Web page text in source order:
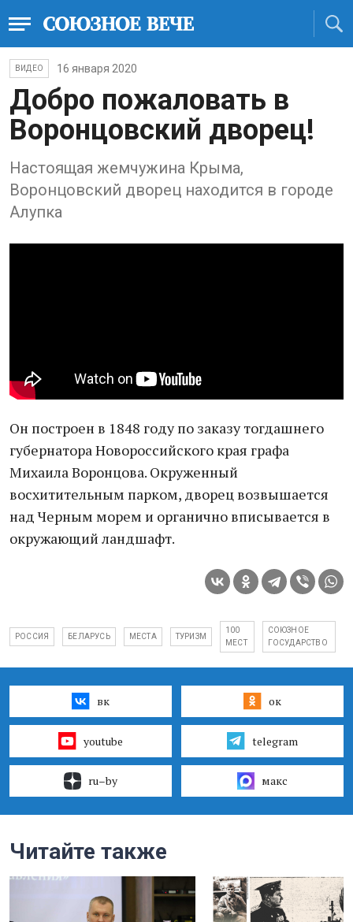
ВИДЕО 16 января 2020
Добро пожаловать в
Воронцовский дворец!
Настоящая жемчужина Крыма,
Воронцовский дворец находится в городе
Алупка
Он построен в 1848 году по заказу тогдашнего
губернатора Новороссийского края графа
Михаила Воронцова. Окруженный
восхитительным парком, дворец возвышается
над Черным морем и органично вписывается в
окружающий ландшафт.
РОССИЯ БЕЛАРУСЬ МЕСТА ТУРИЗМ
100
МЕСТ
СОЮЗНОЕ
ГОСУДАРСТВО
вк ок
youtube telegram
ru–by макс
Читайте также